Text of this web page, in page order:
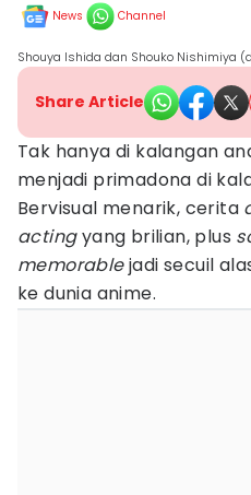
News Channel
Shouya Ishida dan Shouko Nishimiya
Share Article
Tak hanya di kalangan
menjadi primadona di
Bervisual menarik, cerita
actingyang brilian, plus
memorablejadi secuil
ke dunia anime.